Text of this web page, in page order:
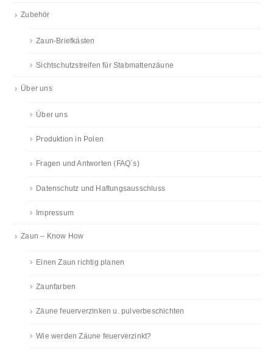
Zubehör
Zaun-Briefkästen
Sichtschutzstreifen für Stabmattenzäune
Über uns
Über uns
Produktion in Polen
Fragen und Antworten (FAQ´s)
Datenschutz und Haftungsausschluss
Impressum
Zaun – Know How
Einen Zaun richtig planen
Zaunfarben
Zäune feuerverzinken u. pulverbeschichten
Wie werden Zäune feuerverzinkt?